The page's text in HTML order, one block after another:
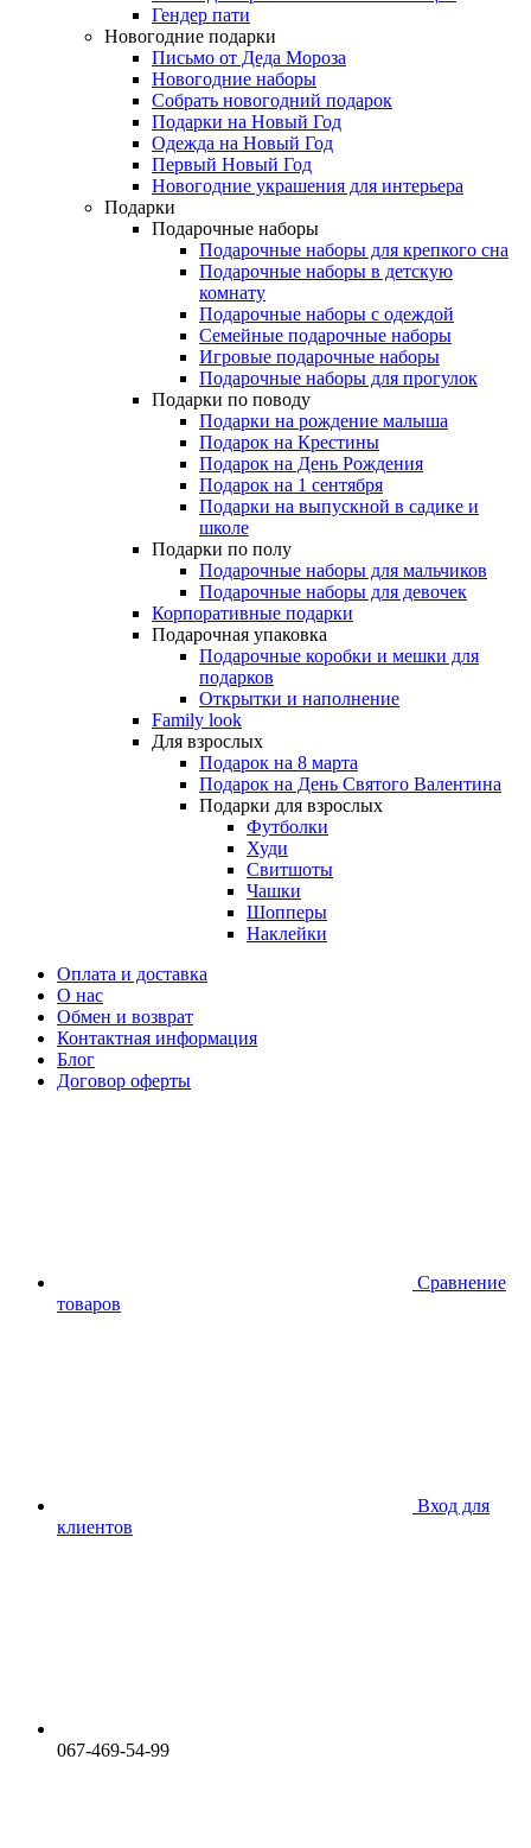
Гендер пати
Новогодние подарки
Письмо от Деда Мороза
Новогодние наборы
Собрать новогодний подарок
Подарки на Новый Год
Одежда на Новый Год
Первый Новый Год
Новогодние украшения для интерьера
Подарки
Подарочные наборы
Подарочные наборы для крепкого сна
Подарочные наборы в детскую
комнату
Подарочные наборы с одеждой
Семейные подарочные наборы
Игровые подарочные наборы
Подарочные наборы для прогулок
Подарки по поводу
Подарки на рождение малыша
Подарок на Крестины
Подарок на День Рождения
Подарок на 1 сентября
Подарки на выпускной в садике и
школе
Подарки по полу
Подарочные наборы для мальчиков
Подарочные наборы для девочек
Корпоративные подарки
Подарочная упаковка
Подарочные коробки и мешки для
подарков
Открытки и наполнение
Family look
Для взрослых
Подарок на 8 марта
Подарок на День Святого Валентина
Подарки для взрослых
Футболки
Худи
Свитшоты
Чашки
Шопперы
Наклейки
Оплата и доставка
О нас
Обмен и возврат
Контактная информация
Блог
Договор оферты
Сравнение
товаров
Вход для
клиентов
067-469-54-99